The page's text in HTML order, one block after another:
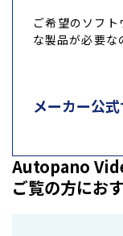
ご希望のソフ
な製品が必要な
メーカー公
Autopano
ご覧の方にお